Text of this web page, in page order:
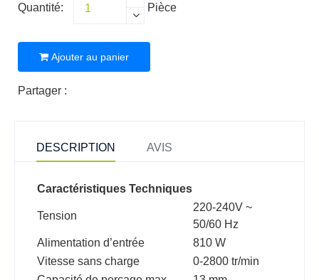
Quantité: Pièce
Ajouter au panier
Partager :
DESCRIPTION AVIS
Caractéristiques Techniques
Tension
220-240V ~
50/60 Hz
Alimentation d’entrée
810 W
Vitesse sans charge
0-2800 tr/min